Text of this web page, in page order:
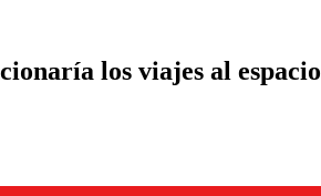
los viajes al espacio